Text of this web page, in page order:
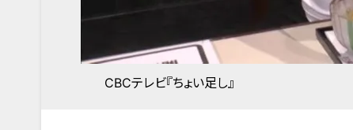
CBCテレビ『ちょい足し』